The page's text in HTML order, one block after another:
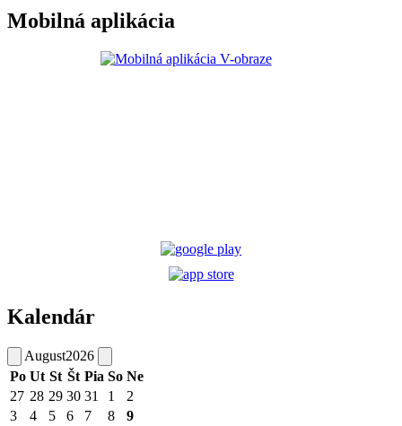
Mobilná aplikácia
Kalendár
August2026
Po Ut St Št Pia So Ne
27 28 29 30 31 1
2
3
4 5 6 7 8
9